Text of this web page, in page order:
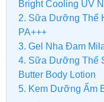
Bright Cooling UV
2. Sữa Dưỡng Thể
PA+++
3. Gel Nha Đam
4. Sữa Dưỡng Thể
Butter Body Lotion
5. Kem Dưỡng Ẩm